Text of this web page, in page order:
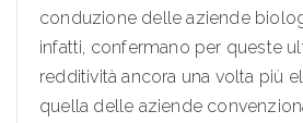
conduzione delle aziende
infatti, confermano per queste
redditività ancora una volta più
quella delle aziende